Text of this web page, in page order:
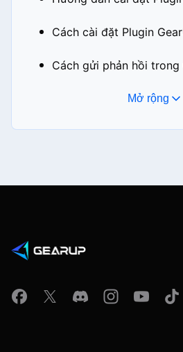
Cách gửi phản hồi trong
Mở rộng